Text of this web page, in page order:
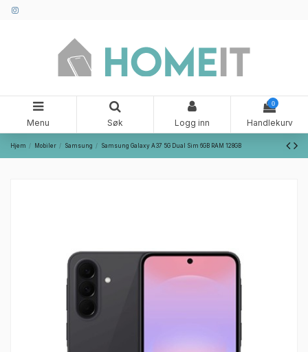
Menu Søk Logg inn
0
Handlekurv
Hjem Mobiler Samsung Samsung Galaxy A37 5G Dual Sim 6GB RAM 128GB